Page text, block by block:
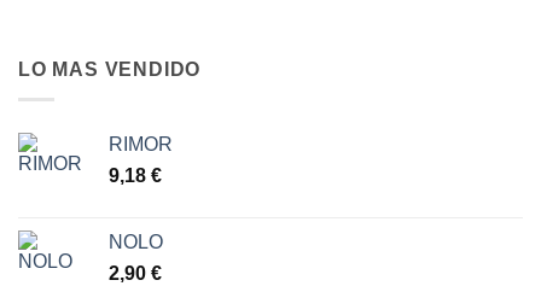
LO MAS VENDIDO
RIMOR
9,18 €
NOLO
2,90 €